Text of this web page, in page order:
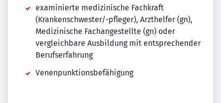
examinierte medizinische Fachkraft
(Krankenschwester/-pfleger), Arzthelfer (gn),
Medizinische Fachangestellte (gn) oder
vergleichbare Ausbildung mit entsprechender
Berufserfahrung
Venenpunktionsbefähigung